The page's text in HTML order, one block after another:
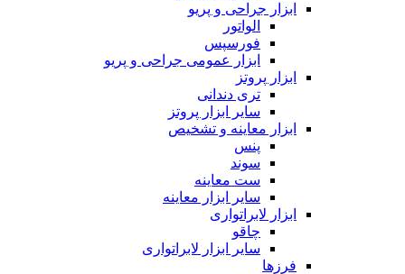
ابزار جراحی و پریو
الواتور
فورسپس
ابزار عمومی جراحی و پریو
ابزار پروتز
تری دندانی
سایر ابزار پروتز
ابزار معاینه و تشخیص
پنس
سوند
ست معاینه
سایر ابزار معاینه
ابزار لابراتواری
چاقو
سایر ابزار لابراتواری
فرزها